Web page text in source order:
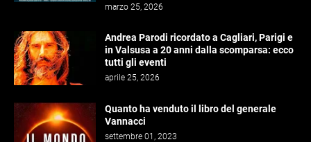
marzo 25, 2026
Andrea Parodi ricordato a Cagliari, Parigi e
in Valsusa a 20 anni dalla scomparsa: ecco
tutti gli eventi
aprile 25, 2026
Quanto ha venduto il libro del generale
Vannacci
settembre 01, 2023